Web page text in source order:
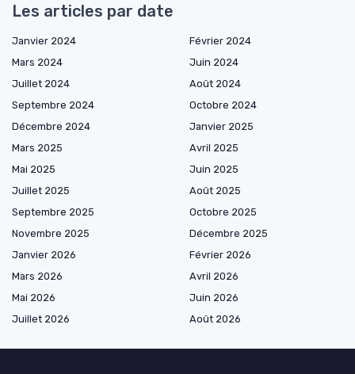
Les articles par date
Janvier 2024
Février 2024
Mars 2024
Juin 2024
Juillet 2024
Août 2024
Septembre 2024
Octobre 2024
Décembre 2024
Janvier 2025
Mars 2025
Avril 2025
Mai 2025
Juin 2025
Juillet 2025
Août 2025
Septembre 2025
Octobre 2025
Novembre 2025
Décembre 2025
Janvier 2026
Février 2026
Mars 2026
Avril 2026
Mai 2026
Juin 2026
Juillet 2026
Août 2026